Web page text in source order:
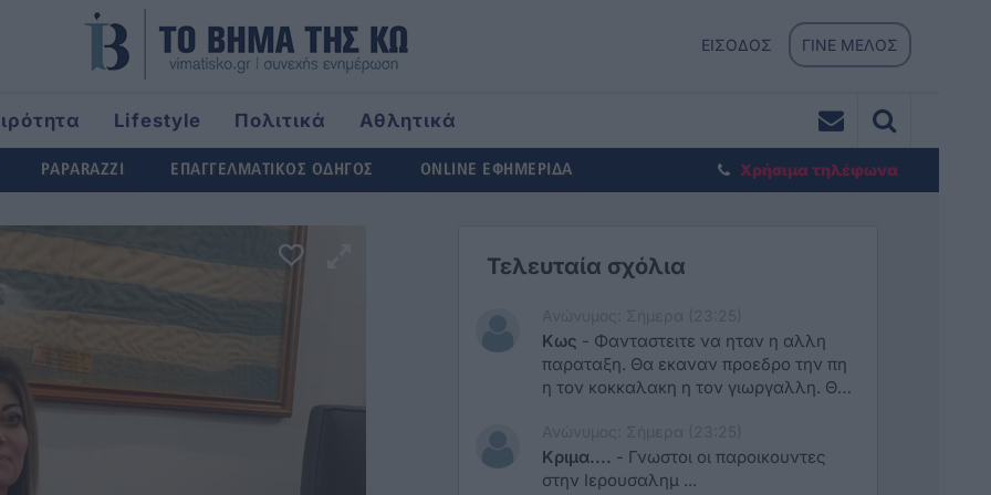
ΕΙΣΟΔΟΣ ΓΙΝΕ ΜΕΛΟΣ
Lifestyle Πολιτικά
Αθλητικά
PAPARAZZI ΕΠΑΓΓΕΛΜΑΤΙΚΟΣ ΟΔΗΓΟΣ ONLINE ΕΦΗΜΕΡΙΔΑ Χρήσιμα τηλέφωνα
Τελευταία σχόλια
Κως - Φανταστειτε να ηταν η αλλη
παραταξη. Θα εκαναν προεδρο την πη
η τον κοκκαλακη η τον γιωργαλλη. Θα
Κριμα.... - Γνωστοι οι παροικουντες
στην Ιερουσαλημ ...